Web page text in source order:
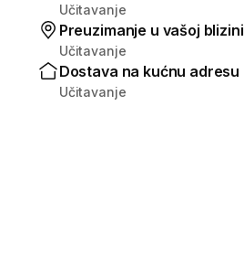
Učitavanje
Preuzimanje u vašoj blizini
Učitavanje
Dostava na kućnu adresu
Učitavanje